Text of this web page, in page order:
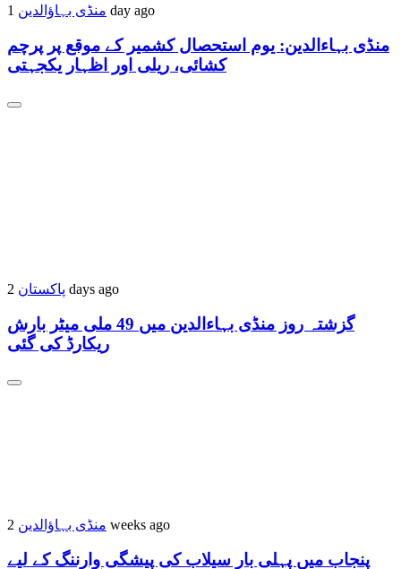
منڈی بہاؤالدین 1 day ago
منڈی بہاءالدین: یوم استحصال کشمیر کے موقع پر پرچم
کشائی، ریلی اور اظہار یکجہتی
پاکستان 2 days ago
گزشتہ روز منڈی بہاءالدین میں 49 ملی میٹر بارش
ریکارڈ کی گئی
منڈی بہاؤالدین 2 weeks ago
پنجاب میں پہلی بار سیلاب کی پیشگی وارننگ کے لیے